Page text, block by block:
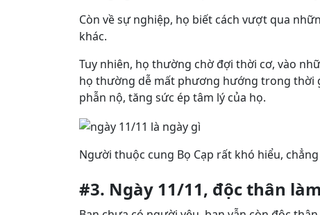
Còn về sự nghiệp, họ biết cách vượt qua
khác.
Tuy nhiên, họ thường chờ đợi thời cơ, vào
họ thường dễ mất phương hướng trong thời
phẫn nộ, tăng sức ép tâm lý của họ.
Người thuộc cung Bọ Cạp rất khó hiểu,
#3. Ngày 11/11, độc thân